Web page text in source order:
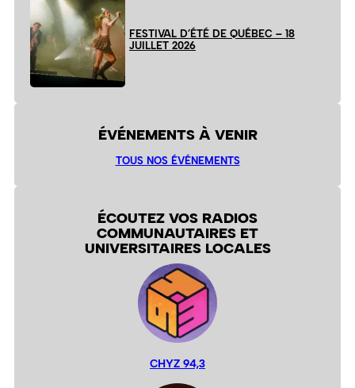
FESTIVAL D’ÉTÉ DE QUÉBEC – 18
JUILLET 2026
ÉVÉNEMENTS À VENIR
TOUS NOS ÉVÉNEMENTS
ÉCOUTEZ VOS RADIOS
COMMUNAUTAIRES ET
UNIVERSITAIRES LOCALES
CHYZ 94,3